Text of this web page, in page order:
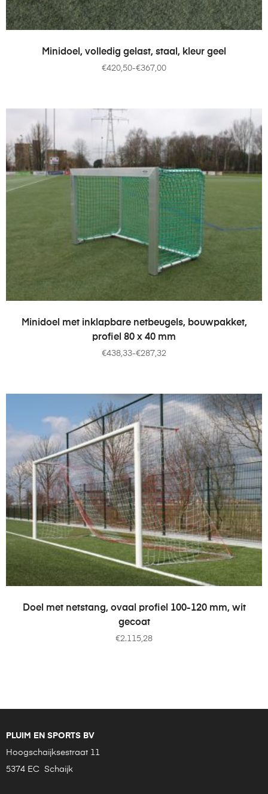
OPTIES SELECTEREN
Minidoel, volledig gelast, staal, kleur geel
€367,00
-
€420,50
OPTIES SELECTEREN
Minidoel met inklapbare netbeugels, bouwpakket,
profiel 80 x 40 mm
€287,32
-
€438,33
TOEVOEGEN AAN WINKELWAGEN
Doel met netstang, ovaal profiel 100-120 mm, wit
gecoat
€2.115,28
PLUIM EN SPORTS BV
Hoogschaijksestraat 11
5374 EC Schaijk